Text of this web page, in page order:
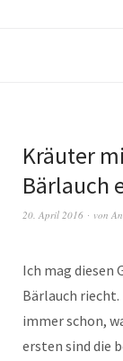
Kräuter
Bärlauch
20. April 2016 von
Ich mag diesen
Bärlauch
immer schon,
ersten sind die